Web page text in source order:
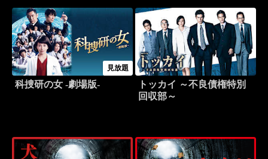
見放題
科捜研の女 -劇場版-
トッカイ ～不良債権特別
回収部～